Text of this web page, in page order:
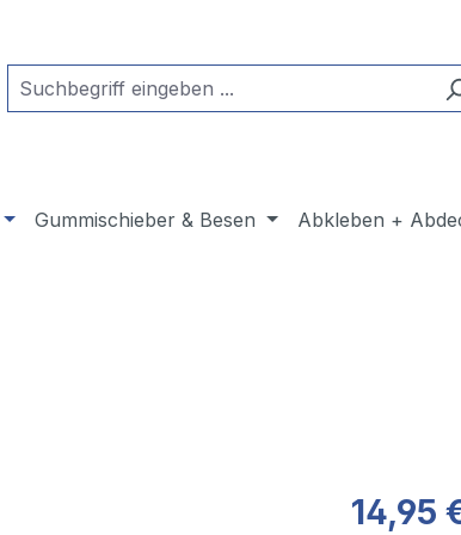
Gummischieber & Besen Abkleben +
14,95